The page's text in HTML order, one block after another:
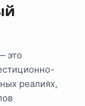
это
реалиях,